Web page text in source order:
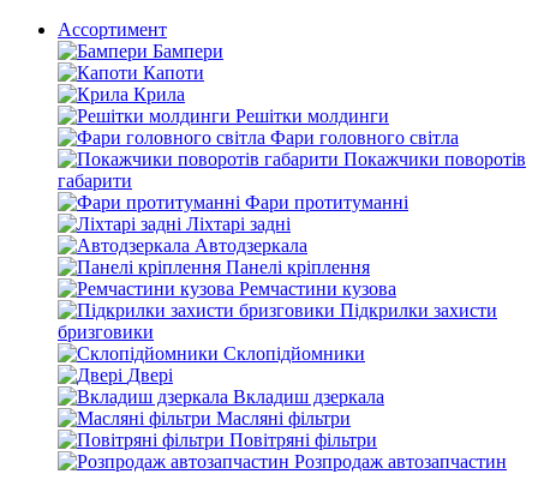
Ассортимент
Бампери
Капоти
Крила
Решітки молдинги
Фари головного світла
Покажчики поворотів
габарити
Фари протитуманні
Ліхтарі задні
Автодзеркала
Панелі кріплення
Ремчастини кузова
Підкрилки захисти
бризговики
Склопідйомники
Двері
Вкладиш дзеркала
Масляні фільтри
Повітряні фільтри
Розпродаж автозапчастин